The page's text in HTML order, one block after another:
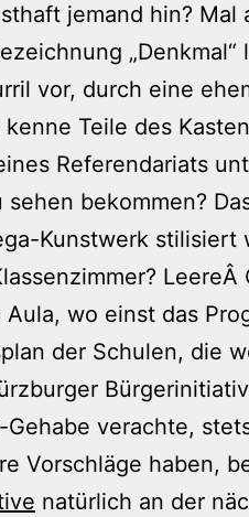
jemand hin? Mal
vor, durch eine
Teile des
Referendariats
bekommen?
Kunstwerk stilisiert
Aula, wo einst das
der Schulen, die
Gehabe verachte,
Vorschläge haben,
natürlich an der